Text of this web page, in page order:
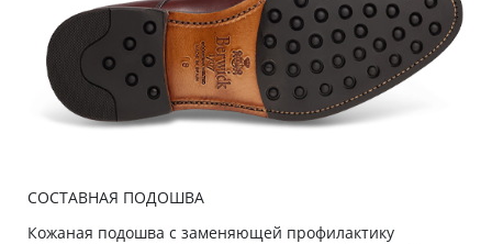
СОСТАВНАЯ ПОДОШВА
Кожаная подошва с заменяющей профилактику